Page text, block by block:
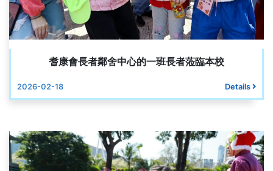
耆康會長者鄰舍中心的一班長者蒞臨本校
2026-02-18 Details